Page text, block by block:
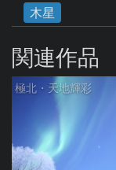
木星
関連作品
極北・天地輝彩